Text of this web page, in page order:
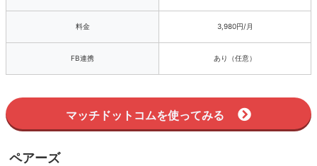
料金 3,980円/月
FB連携 あり（任意）
マッチドットコムを使ってみる
ペアーズ